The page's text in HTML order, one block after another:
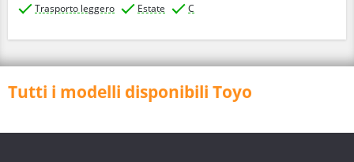
Trasporto leggero Estate C
Tutti i modelli disponibili Toyo